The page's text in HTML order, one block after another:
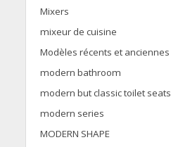
Mixers
mixeur de cuisine
Modèles récents et anciennes
modern bathroom
modern but classic toilet seats
modern series
MODERN SHAPE